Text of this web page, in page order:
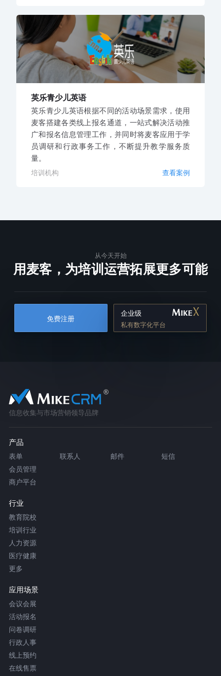
英乐青少儿英语
英乐青少儿英语根据不同的活动场景需求，使用
麦客搭建各类线上报名通道，一站式解决活动推
广和报名信息管理工作，并同时将麦客应用于学
员调研和行政事务工作，不断提升教学服务质
量。
培训机构 查看案例
从今天开始
用麦客，为培训运营拓展更多可能
免费注册
企业级
私有数字化平台
信息收集与市场营销领导品牌
产品
表单 联系人 邮件
短信
会员管理
商户平台
行业
教育院校
培训行业
人力资源
医疗健康
更多
应用场景
会议会展
活动报名
问卷调研
行政人事
线上预约
在线售票